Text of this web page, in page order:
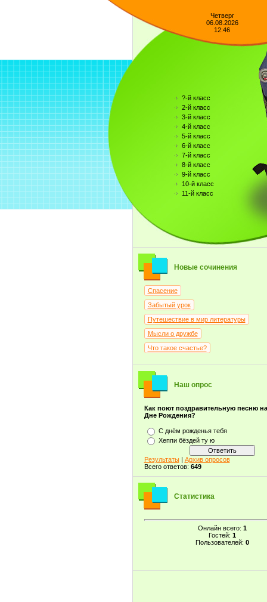
Четверг
06.08.2026
12:46
?-й класс
2-й класс
3-й класс
4-й класс
5-й класс
6-й класс
7-й класс
8-й класс
9-й класс
10-й класс
11-й класс
Новые сочинения
Спасение
Забытый урок
Путешествие в мир литературы
Мысли о дружбе
Что такое счастье?
Наш опрос
Как поют поздравительную песню
Дне Рождения?
С днём рожденья тебя
Хеппи бёздей ту ю
Результаты| Архив опросов
Всего ответов: 649
Статистика
Онлайн всего: 1
Гостей: 1
Пользователей: 0